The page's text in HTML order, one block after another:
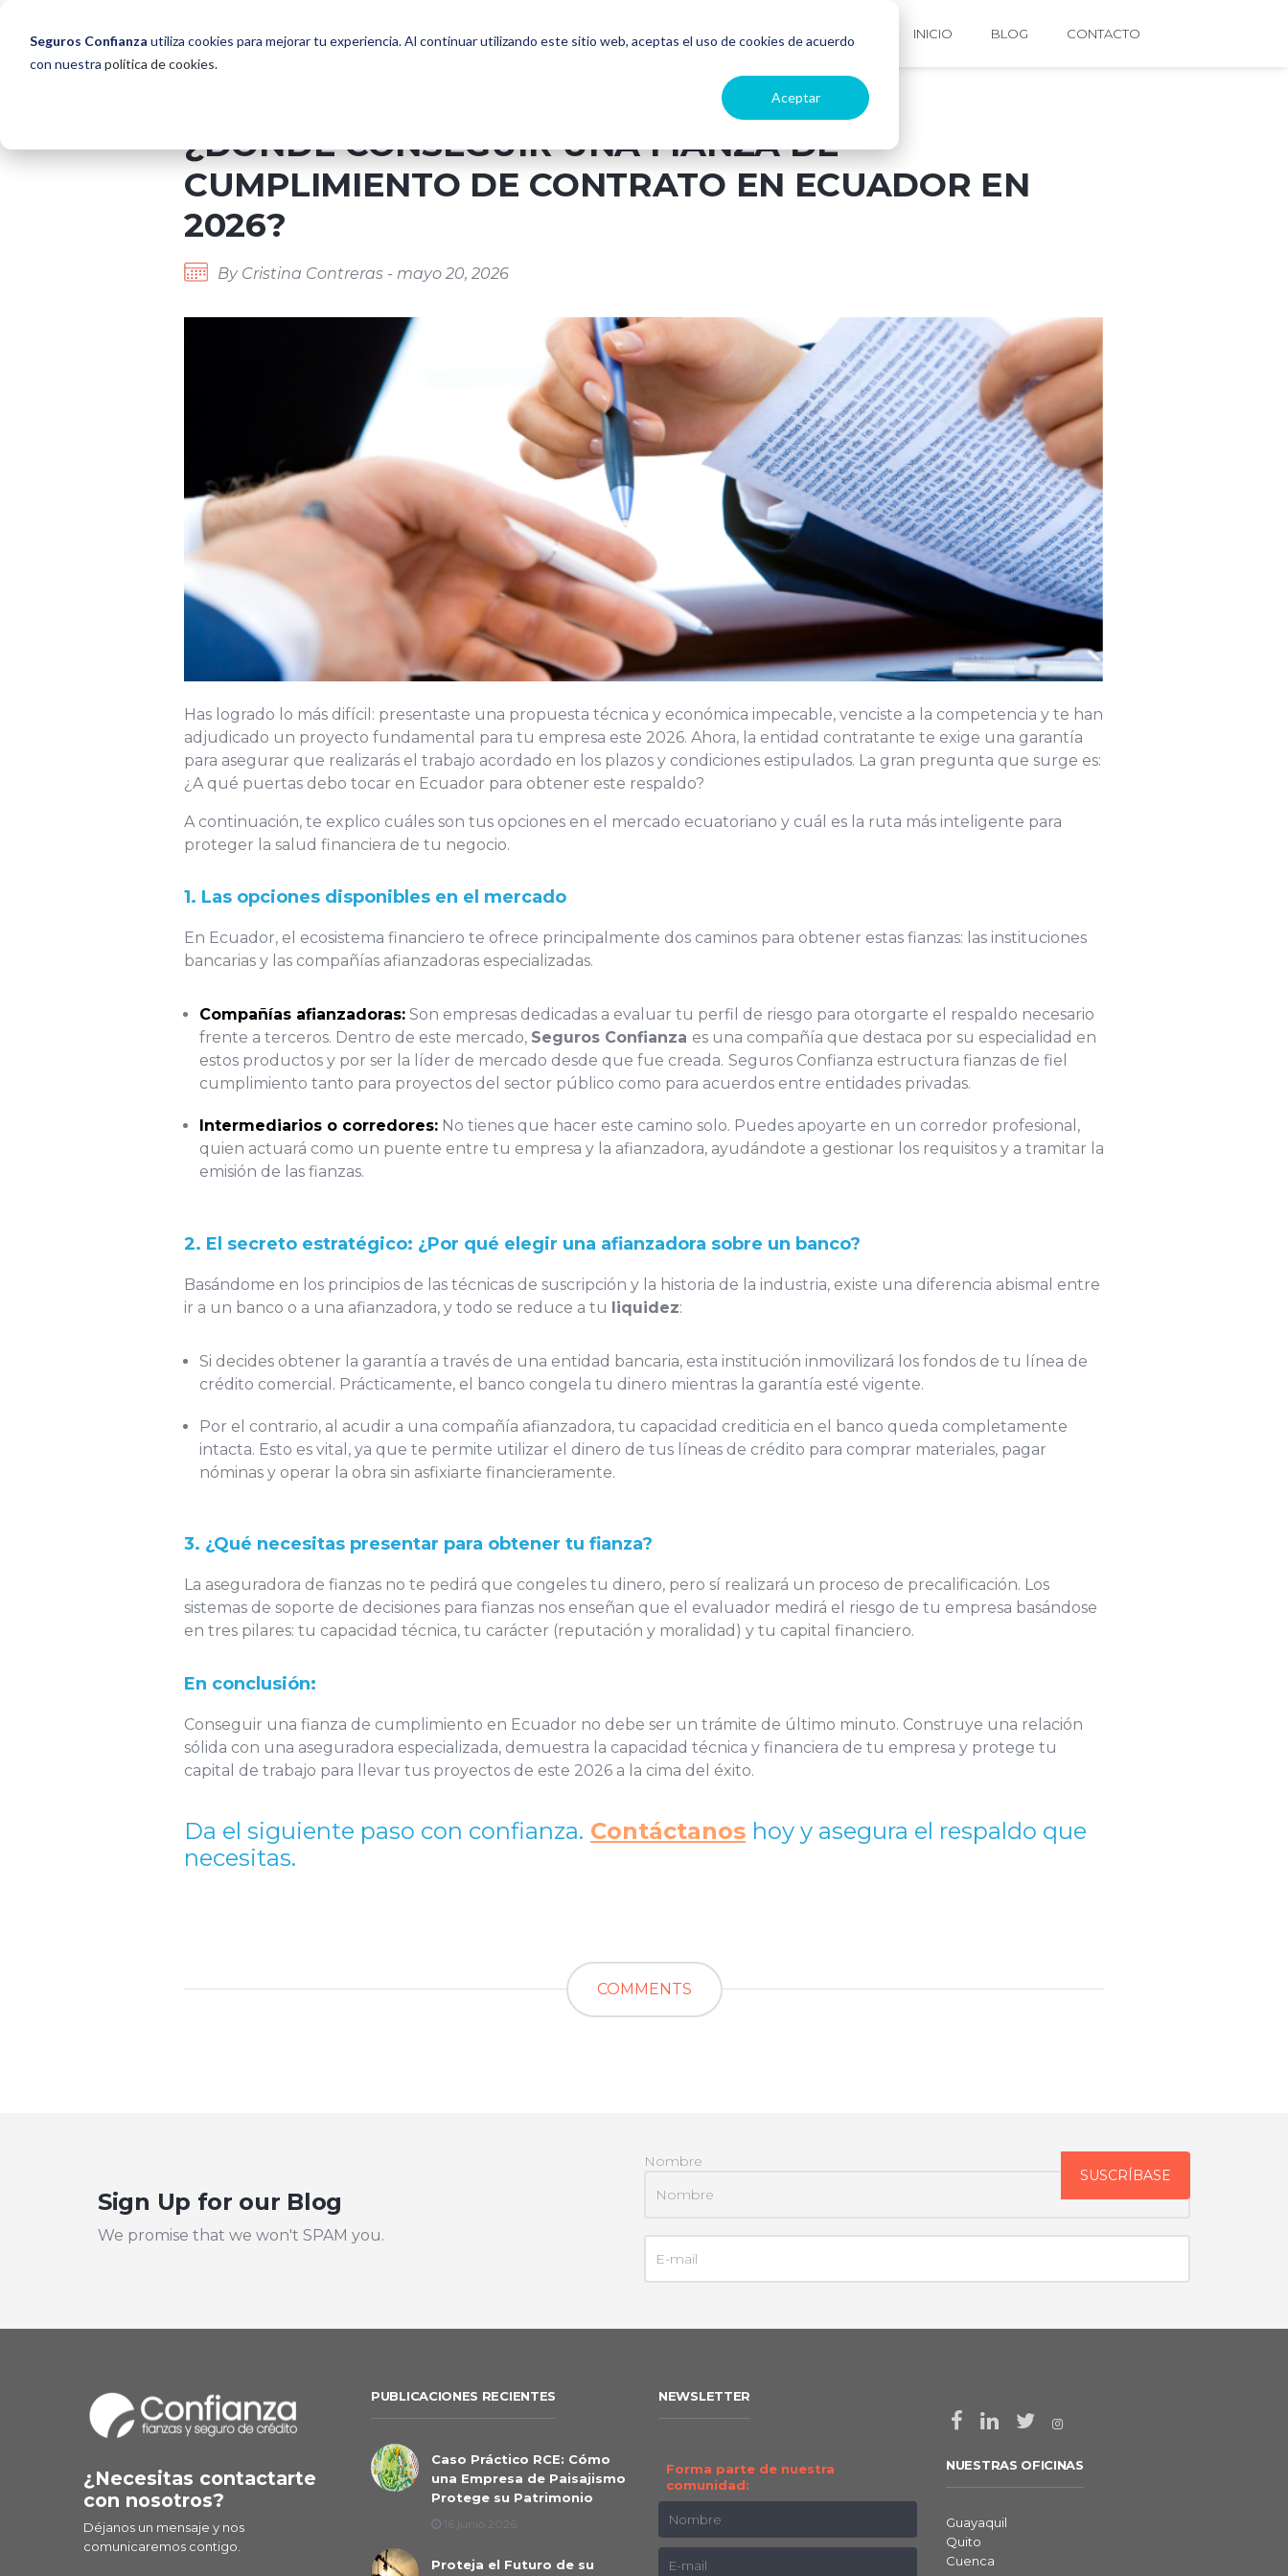
Seguros Confianza utiliza cookies para mejorar tu experiencia. Al continuar utilizando este sitio web, aceptas el uso de cookies de acuerdo
con nuestra política de cookies.
Aceptar
INICIO BLOG CONTACTO
¿DÓNDE CONSEGUIR UNA FIANZA DE
CUMPLIMIENTO DE CONTRATO EN ECUADOR EN
2026?
By Cristina Contreras - mayo 20, 2026
Has logrado lo más difícil: presentaste una propuesta técnica y económica impecable, venciste a la competencia y te han
adjudicado un proyecto fundamental para tu empresa este 2026. Ahora, la entidad contratante te exige una garantía
para asegurar que realizarás el trabajo acordado en los plazos y condiciones estipulados. La gran pregunta que surge es:
¿A qué puertas debo tocar en Ecuador para obtener este respaldo?
A continuación, te explico cuáles son tus opciones en el mercado ecuatoriano y cuál es la ruta más inteligente para
proteger la salud financiera de tu negocio.
1. Las opciones disponibles en el mercado
En Ecuador, el ecosistema financiero te ofrece principalmente dos caminos para obtener estas fianzas: las instituciones
bancarias y las compañías afianzadoras especializadas.
Compañías afianzadoras: Son empresas dedicadas a evaluar tu perfil de riesgo para otorgarte el respaldo necesario
frente a terceros. Dentro de este mercado, Seguros Confianza es una compañía que destaca por su especialidad en
estos productos y por ser la líder de mercado desde que fue creada. Seguros Confianza estructura fianzas de fiel
cumplimiento tanto para proyectos del sector público como para acuerdos entre entidades privadas.
Intermediarios o corredores: No tienes que hacer este camino solo. Puedes apoyarte en un corredor profesional,
quien actuará como un puente entre tu empresa y la afianzadora, ayudándote a gestionar los requisitos y a tramitar la
emisión de las fianzas.
2. El secreto estratégico: ¿Por qué elegir una afianzadora sobre un banco?
Basándome en los principios de las técnicas de suscripción y la historia de la industria, existe una diferencia abismal entre
ir a un banco o a una afianzadora, y todo se reduce a tu liquidez:
Si decides obtener la garantía a través de una entidad bancaria, esta institución inmovilizará los fondos de tu línea de
crédito comercial. Prácticamente, el banco congela tu dinero mientras la garantía esté vigente.
Por el contrario, al acudir a una compañía afianzadora, tu capacidad crediticia en el banco queda completamente
intacta. Esto es vital, ya que te permite utilizar el dinero de tus líneas de crédito para comprar materiales, pagar
nóminas y operar la obra sin asfixiarte financieramente.
3. ¿Qué necesitas presentar para obtener tu fianza?
La aseguradora de fianzas no te pedirá que congeles tu dinero, pero sí realizará un proceso de precalificación. Los
sistemas de soporte de decisiones para fianzas nos enseñan que el evaluador medirá el riesgo de tu empresa basándose
en tres pilares: tu capacidad técnica, tu carácter (reputación y moralidad) y tu capital financiero.
En conclusión:
Conseguir una fianza de cumplimiento en Ecuador no debe ser un trámite de último minuto. Construye una relación
sólida con una aseguradora especializada, demuestra la capacidad técnica y financiera de tu empresa y protege tu
capital de trabajo para llevar tus proyectos de este 2026 a la cima del éxito.
Da el siguiente paso con confianza. Contáctanos hoy y asegura el respaldo que
necesitas.
COMMENTS
Sign Up for our Blog
We promise that we won't SPAM you.
Nombre
¿Necesitas contactarte
con nosotros?
Déjanos un mensaje y nos
comunicaremos contigo.
PUBLICACIONES RECIENTES
Caso Práctico RCE: Cómo
una Empresa de Paisajismo
Protege su Patrimonio
16 junio 2026
Proteja el Futuro de su
NEWSLETTER
Forma parte de nuestra
comunidad:
NUESTRAS OFICINAS
Guayaquil
Quito
Cuenca